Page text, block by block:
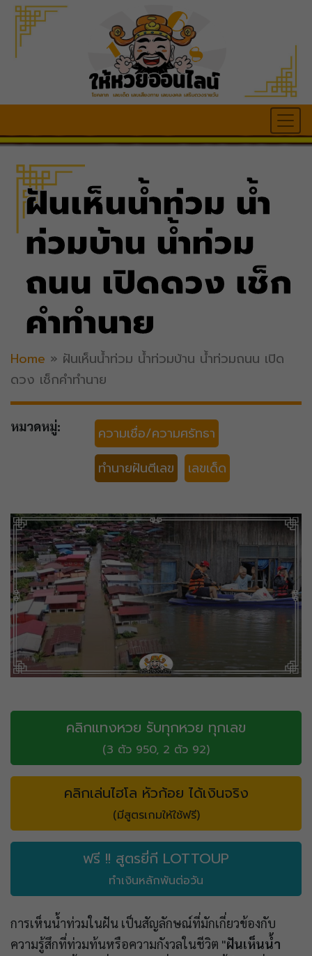
ฝันเห็นน้ำท่วม น้ำ
ท่วมบ้าน น้ำท่วม
ถนน เปิดดวง เช็ก
คำทำนาย
Home » ฝันเห็นน้ำท่วม น้ำท่วมบ้าน น้ำท่วมถนน เปิด
ดวง เช็กคำทำนาย
หมวดหมู่:
ความเชื่อ/ความศรัทธา
ทำนายฝันตีเลข
เลขเด็ด
คลิกแทงหวย รับทุกหวย ทุกเลข
(3 ตัว 950, 2 ตัว 92)
คลิกเล่นไฮโล หัวก้อย ได้เงินจริง
(มีสูตรเกมให้ใช้ฟรี)
ฟรี !! สูตรยี่กี LOTTOUP
ทำเงินหลักพันต่อวัน
การเห็นน้ำท่วมในฝัน เป็นสัญลักษณ์ที่มักเกี่ยวข้องกับ
ความรู้สึกที่ท่วมท้นหรือความกังวลในชีวิต "ฝันเห็นน้ำ